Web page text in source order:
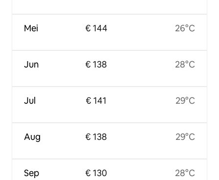
Mei
Jun
Jul
Aug
Sep
€ 144
€ 138
€ 141
€ 138
€ 130
26°C
28°C
29°C
29°C
28°C